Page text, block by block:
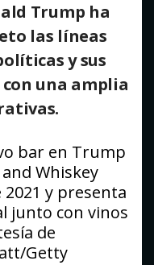
Trump ha
las líneas
y sus
una amplia
bar en Trump
Whiskey
y presenta
junto con vinos
de
Getty